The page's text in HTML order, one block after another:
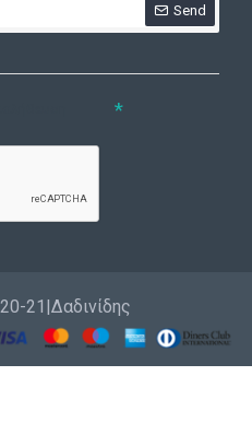
Send
21|Δαδινίδης
Επικοινωνία Καλέστε μας